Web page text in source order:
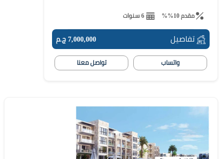
مقدم 10%% 6 سنوات
تفاصيل 7,000,000 ج.م
واتساب تواصل معنا